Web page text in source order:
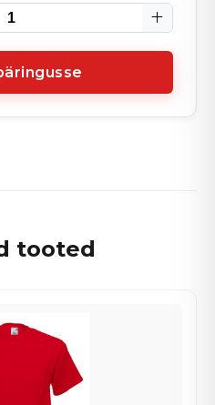
tooted